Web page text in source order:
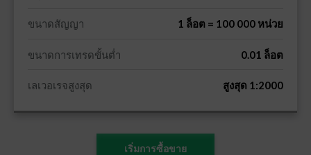
ขนาดสัญญา 1 ล็อต = 100 000 หน่วย
ขนาดการเทรดขั้นต่ำ 0.01 ล็อต
เลเวอเรจสูงสุด สูงสุด 1:2000
เริ่มการซื้อขาย